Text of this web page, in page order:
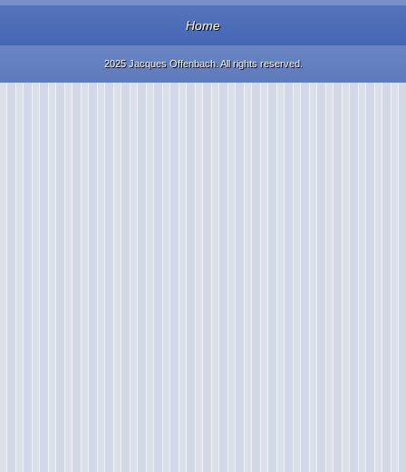
Home
2025 Jacques Offenbach. All rights reserved.